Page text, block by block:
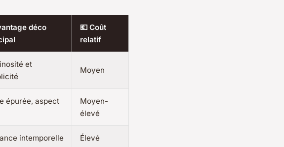
déco
💶 Coût
relatif
et
Moyen
épurée, aspect
Moyen-
élevé
intemporelle Élevé